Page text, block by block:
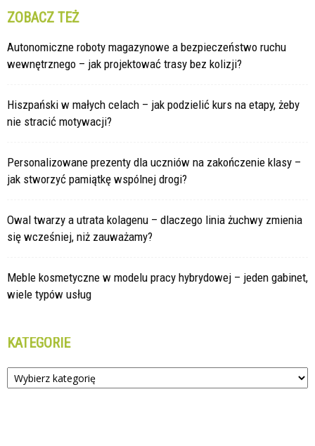
ZOBACZ TEŻ
Autonomiczne roboty magazynowe a bezpieczeństwo ruchu
wewnętrznego – jak projektować trasy bez kolizji?
Hiszpański w małych celach – jak podzielić kurs na etapy, żeby
nie stracić motywacji?
Personalizowane prezenty dla uczniów na zakończenie klasy –
jak stworzyć pamiątkę wspólnej drogi?
Owal twarzy a utrata kolagenu – dlaczego linia żuchwy zmienia
się wcześniej, niż zauważamy?
Meble kosmetyczne w modelu pracy hybrydowej – jeden gabinet,
wiele typów usług
KATEGORIE
Kategorie